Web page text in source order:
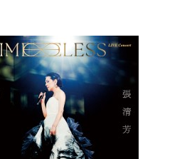
蘿兒 Lorde _ 聖女
莎賓娜卡本特
Sabrina ...